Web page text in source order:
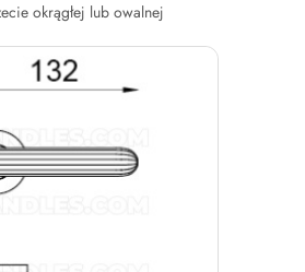
okrągłej lub owalnej